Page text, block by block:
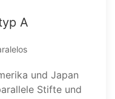
A
und Japan
Stifte und